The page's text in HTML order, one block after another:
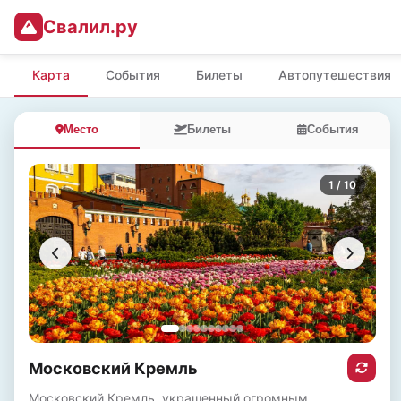
Свалил.ру
Карта События Билеты Автопутешествия
Место Билеты События
1 / 10
Московский Кремль
Московский Кремль, украшенный огромным